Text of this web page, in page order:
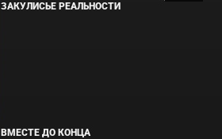
ЗАКУЛИСЬЕ РЕАЛЬНОСТИ
ВМЕСТЕ ДО КОНЦА